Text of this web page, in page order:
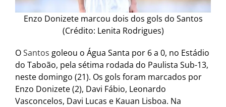
Enzo Donizete marcou dois dos gols do Santos
(Crédito: Lenita Rodrigues)
OSantos goleou o Água Santa por 6 a 0, no Estádio
do Taboão, pela sétima rodada do Paulista Sub-13,
neste domingo (21). Os gols foram marcados por
Enzo Donizete (2), Davi Fábio, Leonardo
Vasconcelos, Davi Lucas e Kauan Lisboa. Na